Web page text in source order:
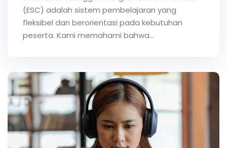
(ESC) adalah sistem pembelajaran yang
fleksibel dan berorientasi pada kebutuhan
peserta. Kami memahami bahwa…